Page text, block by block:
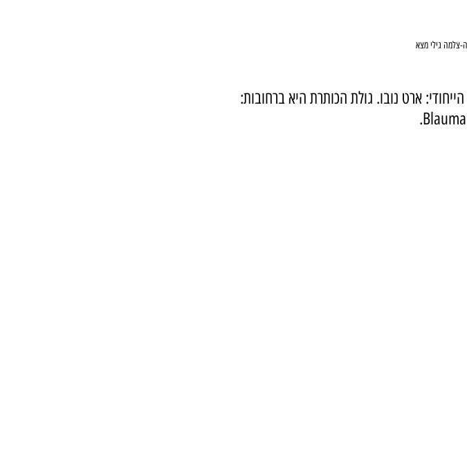
צלמה גילי מצא
הייחודי: ארט נובו. גולת הכותרת היא ברחובות: